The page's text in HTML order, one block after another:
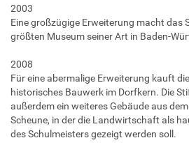
2003
Eine großzügige Erweiterung macht das
größten Museum seiner Art in Baden-
2008
Für eine abermalige Erweiterung kauft
historisches Bauwerk im Dorfkern. Die
außerdem ein weiteres Gebäude aus
Scheune, in der die Landwirtschaft als
des Schulmeisters gezeigt werden soll.